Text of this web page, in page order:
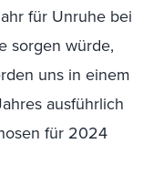
für Unruhe bei
sorgen würde,
uns in einem
ausführlich
für 2024